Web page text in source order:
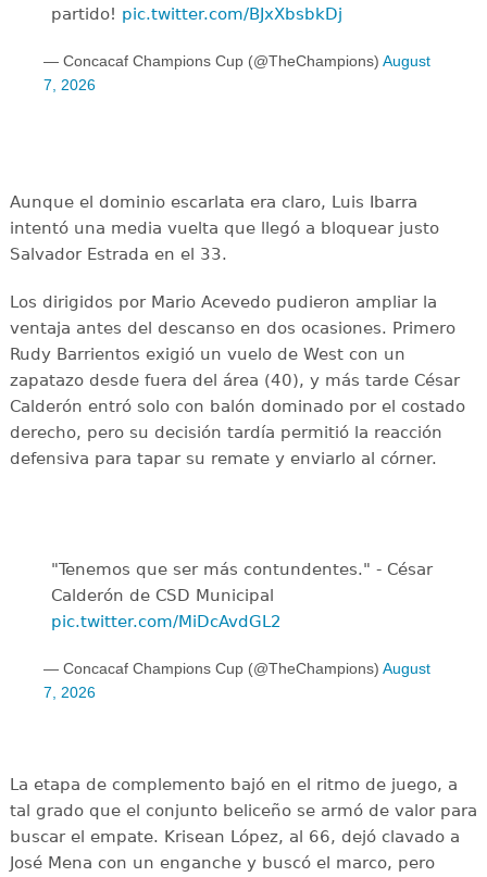
partido! pic.twitter.com/BJxXbsbkDj
— Concacaf Champions Cup (@TheChampions) August
7, 2026
Aunque el dominio escarlata era claro, Luis Ibarra
intentó una media vuelta que llegó a bloquear justo
Salvador Estrada en el 33.
Los dirigidos por Mario Acevedo pudieron ampliar la
ventaja antes del descanso en dos ocasiones. Primero
Rudy Barrientos exigió un vuelo de West con un
zapatazo desde fuera del área (40), y más tarde César
Calderón entró solo con balón dominado por el costado
derecho, pero su decisión tardía permitió la reacción
defensiva para tapar su remate y enviarlo al córner.
"Tenemos que ser más contundentes." - César
Calderón de CSD Municipal ️
pic.twitter.com/MiDcAvdGL2
— Concacaf Champions Cup (@TheChampions) August
7, 2026
La etapa de complemento bajó en el ritmo de juego, a
tal grado que el conjunto beliceño se armó de valor para
buscar el empate. Krisean López, al 66, dejó clavado a
José Mena con un enganche y buscó el marco, pero